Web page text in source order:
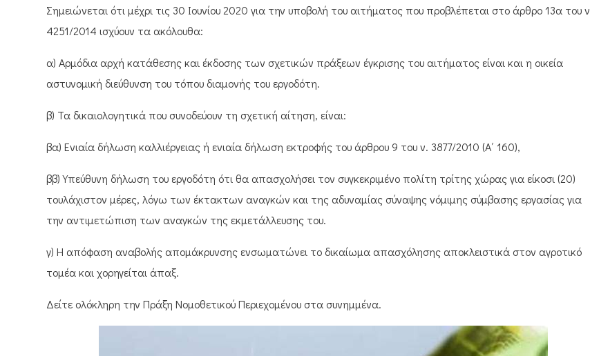
Σημειώνεται ότι μέχρι τις 30 Ιουνίου 2020 για την υποβολή του αιτήματος που προβλέπεται στο άρθρο 13α του ν.
4251/2014 ισχύουν τα ακόλουθα:
α) Αρμόδια αρχή κατάθεσης και έκδοσης των σχετικών πράξεων έγκρισης του αιτήματος είναι και η οικεία
αστυνομική διεύθυνση του τόπου διαμονής του εργοδότη.
β) Τα δικαιολογητικά που συνοδεύουν τη σχετική αίτηση, είναι:
βα) Ενιαία δήλωση καλλιέργειας ή ενιαία δήλωση εκτροφής του άρθρου 9 του ν. 3877/2010 (Α΄ 160),
ββ) Υπεύθυνη δήλωση του εργοδότη ότι θα απασχολήσει τον συγκεκριμένο πολίτη τρίτης χώρας για είκοσι (20)
τουλάχιστον μέρες, λόγω των έκτακτων αναγκών και της αδυναμίας σύναψης νόμιμης σύμβασης εργασίας για
την αντιμετώπιση των αναγκών της εκμετάλλευσης του.
γ) Η απόφαση αναβολής απομάκρυνσης ενσωματώνει το δικαίωμα απασχόλησης αποκλειστικά στον αγροτικό
τομέα και χορηγείται άπαξ.
Δείτε ολόκληρη την Πράξη Νομοθετικού Περιεχομένου στα συνημμένα.